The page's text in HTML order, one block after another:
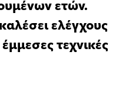
ετών.
ελέγχους
έμμεσες τεχνικές